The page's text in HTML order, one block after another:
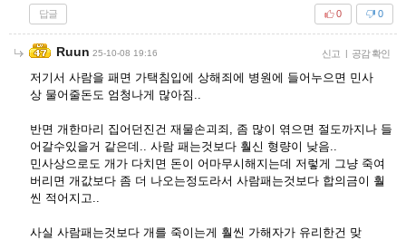
답글 0
0
Ruun 25-10-08 19:16 신고 | 공감 확인
저기서 사람을 패면 가택침입에 상해죄에 병원에 들어누으면 민사
상 물어줄돈도 엄청나게 많아짐..
반면 개한마리 집어던진건 재물손괴죄, 좀 많이 엮으면 절도까지나 들
어갈수있을거 같은데.. 사람 패는것보다 훨신 형량이 낮음..
민사상으로도 개가 다치면 돈이 어마무시해지는데 저렇게 그냥 죽여
버리면 개값보다 좀 더 나오는정도라서 사람패는것보다 합의금이 훨
씬 적어지고..
사실 사람패는것보다 개를 죽이는게 훨씬 가해자가 유리한건 맞